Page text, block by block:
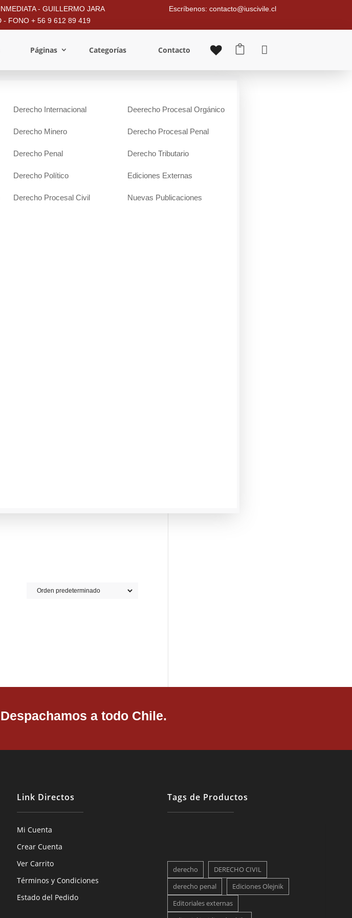
- GUILLERMO JARA
- FONO + 56 9 612 89 419
Escríbenos: contacto@iuscivile.cl
Páginas Categorías Contacto  
Derecho Internacional
Derecho Minero
Derecho Penal
Derecho Político
Derecho Procesal Civil
Deerecho Procesal Orgánico
Derecho Procesal Penal
Derecho Tributario
Ediciones Externas
Nuevas Publicaciones
a todo Chile.
Link Directos
Mi Cuenta
Crear Cuenta
Ver Carrito
Términos y Condiciones
Estado del Pedido
Tags de Productos
derecho
DERECHO CIVIL
derecho penal
Ediciones Olejnik
Editoriales externas